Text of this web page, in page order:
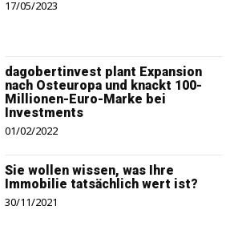
17/05/2023
dagobertinvest plant Expansion
nach Osteuropa und knackt 100-
Millionen-Euro-Marke bei
Investments
01/02/2022
Sie wollen wissen, was Ihre
Immobilie tatsächlich wert ist?
30/11/2021